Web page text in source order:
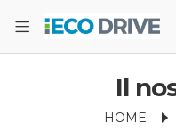
Il
HOME